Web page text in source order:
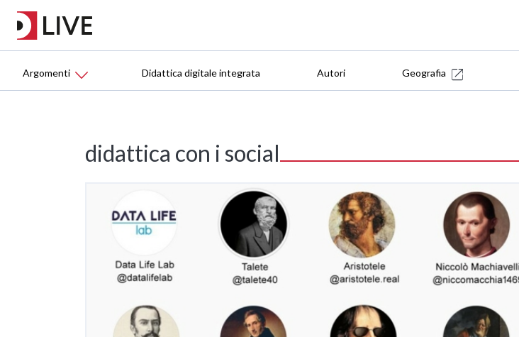
Argomenti Didattica digitale integrata Autori Geografia
didattica con i social